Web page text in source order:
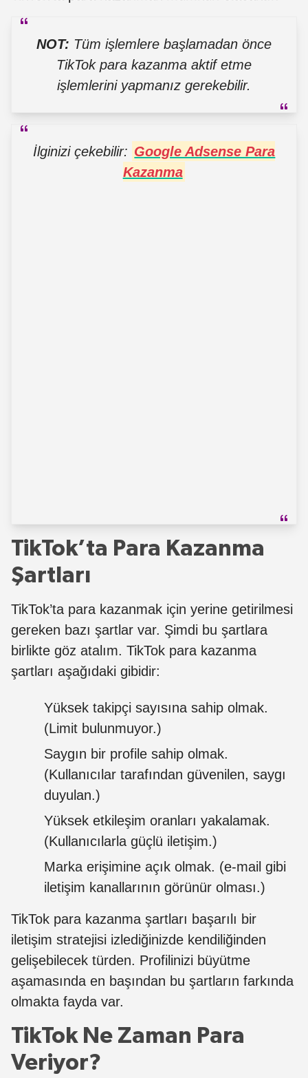
NOT: Tüm işlemlere başlamadan önce
TikTok para kazanma aktif etme
işlemlerini yapmanız gerekebilir.
İlginizi çekebilir: Google Adsense Para
Kazanma
TikTok’ta Para Kazanma
Şartları
TikTok’ta para kazanmak için yerine getirilmesi
gereken bazı şartlar var. Şimdi bu şartlara
birlikte göz atalım. TikTok para kazanma
şartları aşağıdaki gibidir:
Yüksek takipçi sayısına sahip olmak.
(Limit bulunmuyor.)
Saygın bir profile sahip olmak.
(Kullanıcılar tarafından güvenilen, saygı
duyulan.)
Yüksek etkileşim oranları yakalamak.
(Kullanıcılarla güçlü iletişim.)
Marka erişimine açık olmak. (e-mail gibi
iletişim kanallarının görünür olması.)
TikTok para kazanma şartları başarılı bir
iletişim stratejisi izlediğinizde kendiliğinden
gelişebilecek türden. Profilinizi büyütme
aşamasında en başından bu şartların farkında
olmakta fayda var.
TikTok Ne Zaman Para
Veriyor?